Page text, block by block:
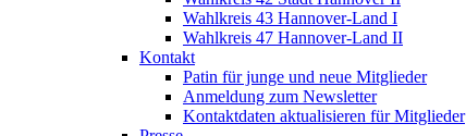
Wahlkreis 43 Hannover-Land I
Wahlkreis 47 Hannover-Land II
Kontakt
Patin für junge und neue Mitglieder
Anmeldung zum Newsletter
Kontaktdaten aktualisieren für Mitglieder